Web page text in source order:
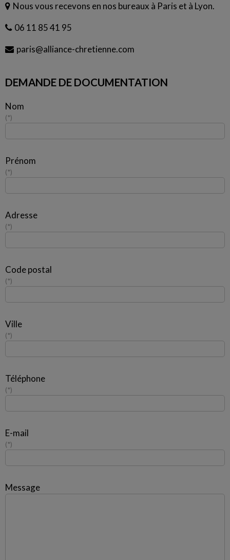
Nous vous recevons en nos bureaux à Paris et à Lyon.
06 11 85 41 95
paris@alliance-chretienne.com
DEMANDE DE DOCUMENTATION
Nom
*
Prénom
*
Adresse
*
Code postal
*
Ville
*
Téléphone
*
E-mail
*
Message